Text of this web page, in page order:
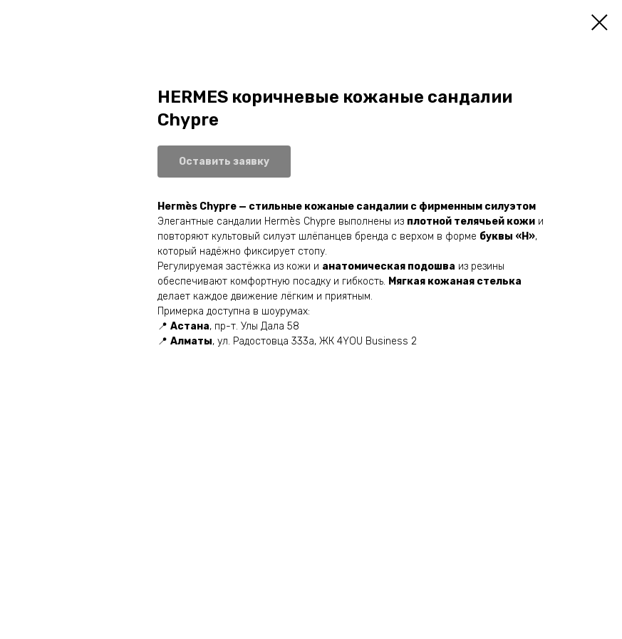
HERMES коричневые кожаные сандалии
Chypre
Оставить заявку
Hermès Chypre — стильные кожаные сандалии с фирменным силуэтом
Элегантные сандалии Hermès Chypre выполнены из плотной телячьей кожи и
повторяют культовый силуэт шлёпанцев бренда с верхом в форме буквы «H»,
который надёжно фиксирует стопу.
Регулируемая застёжка из кожи и анатомическая подошва из резины
обеспечивают комфортную посадку и гибкость. Мягкая кожаная стелька
делает каждое движение лёгким и приятным.
Примерка доступна в шоурумах:
📍 Астана, пр-т. Улы Дала 58
📍 Алматы, ул. Радостовца 333а, ЖК 4YOU Business 2